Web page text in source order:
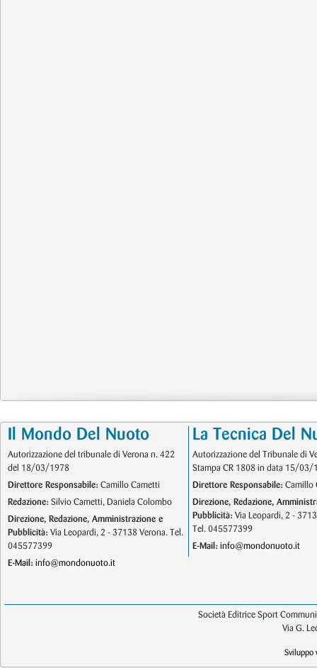
Il Mondo Del Nuoto
Autorizzazione del tribunale di Verona n. 422
del 18/03/1978
Direttore Responsabile: Camillo Cametti
Redazione: Silvio Cametti, Daniela Colombo
Direzione, Redazione, Amministrazione e
Pubblicità: Via Leopardi, 2 - 37138 Verona. Tel.
045577399
E-Mail: info@mondonuoto.it
La Tecnica Del
Autorizzazione del Tribunale di
Stampa CR 1808 in data 15/03/
Direttore Responsabile: Camillo
Direzione, Redazione,
Pubblicità: Via Leopardi, 2 -
Tel. 045577399
E-Mail: info@mondonuoto.it
Società Editrice Sport
Via G.
Sviluppo